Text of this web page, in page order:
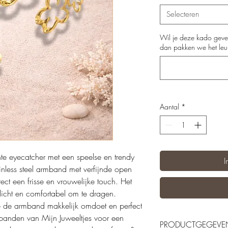
eyecatcher met een speelse en trendy
steel armband met verfijnde open
een frisse en vrouwelijke touch. Het
en comfortabel om te dragen.
armband makkelijk omdoet en perfect
van Mijn Juweeltjes voor een
Selecteren
Wil je deze kado
dan pakken we het
Aantal *